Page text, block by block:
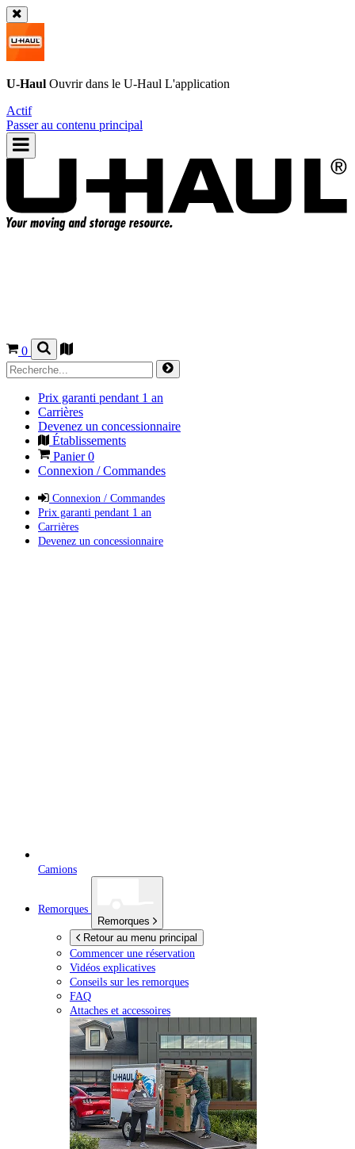
U-Haul Ouvrir dans le U-Haul L'application
Actif
Passer au contenu principal
0
Prix garanti pendant 1 an
Carrières
Devenez un concessionnaire
Établissements
Panier0
Connexion / Commandes
Connexion / Commandes
Prix garanti pendant 1 an
Carrières
Devenez un concessionnaire
Camions
Remorques
Remorques
Retour au menu principal
Commencer une réservation
Vidéos explicatives
Conseils sur les remorques
FAQ
Attaches et accessoires